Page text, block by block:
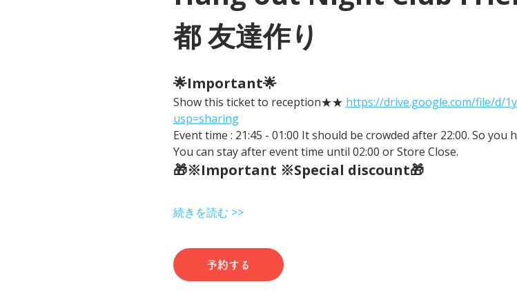
都 友達作り
🌟Important🌟
Show this ticket to reception★★ https://drive.google.com/file/d/
usp=sharing
Event time : 21:45 - 01:00 It should be crowded after 22:00. So you
You can stay after event time until 02:00 or Store Close.
🎁※Important ※Special discount🎁
続きを読む >>
予約する